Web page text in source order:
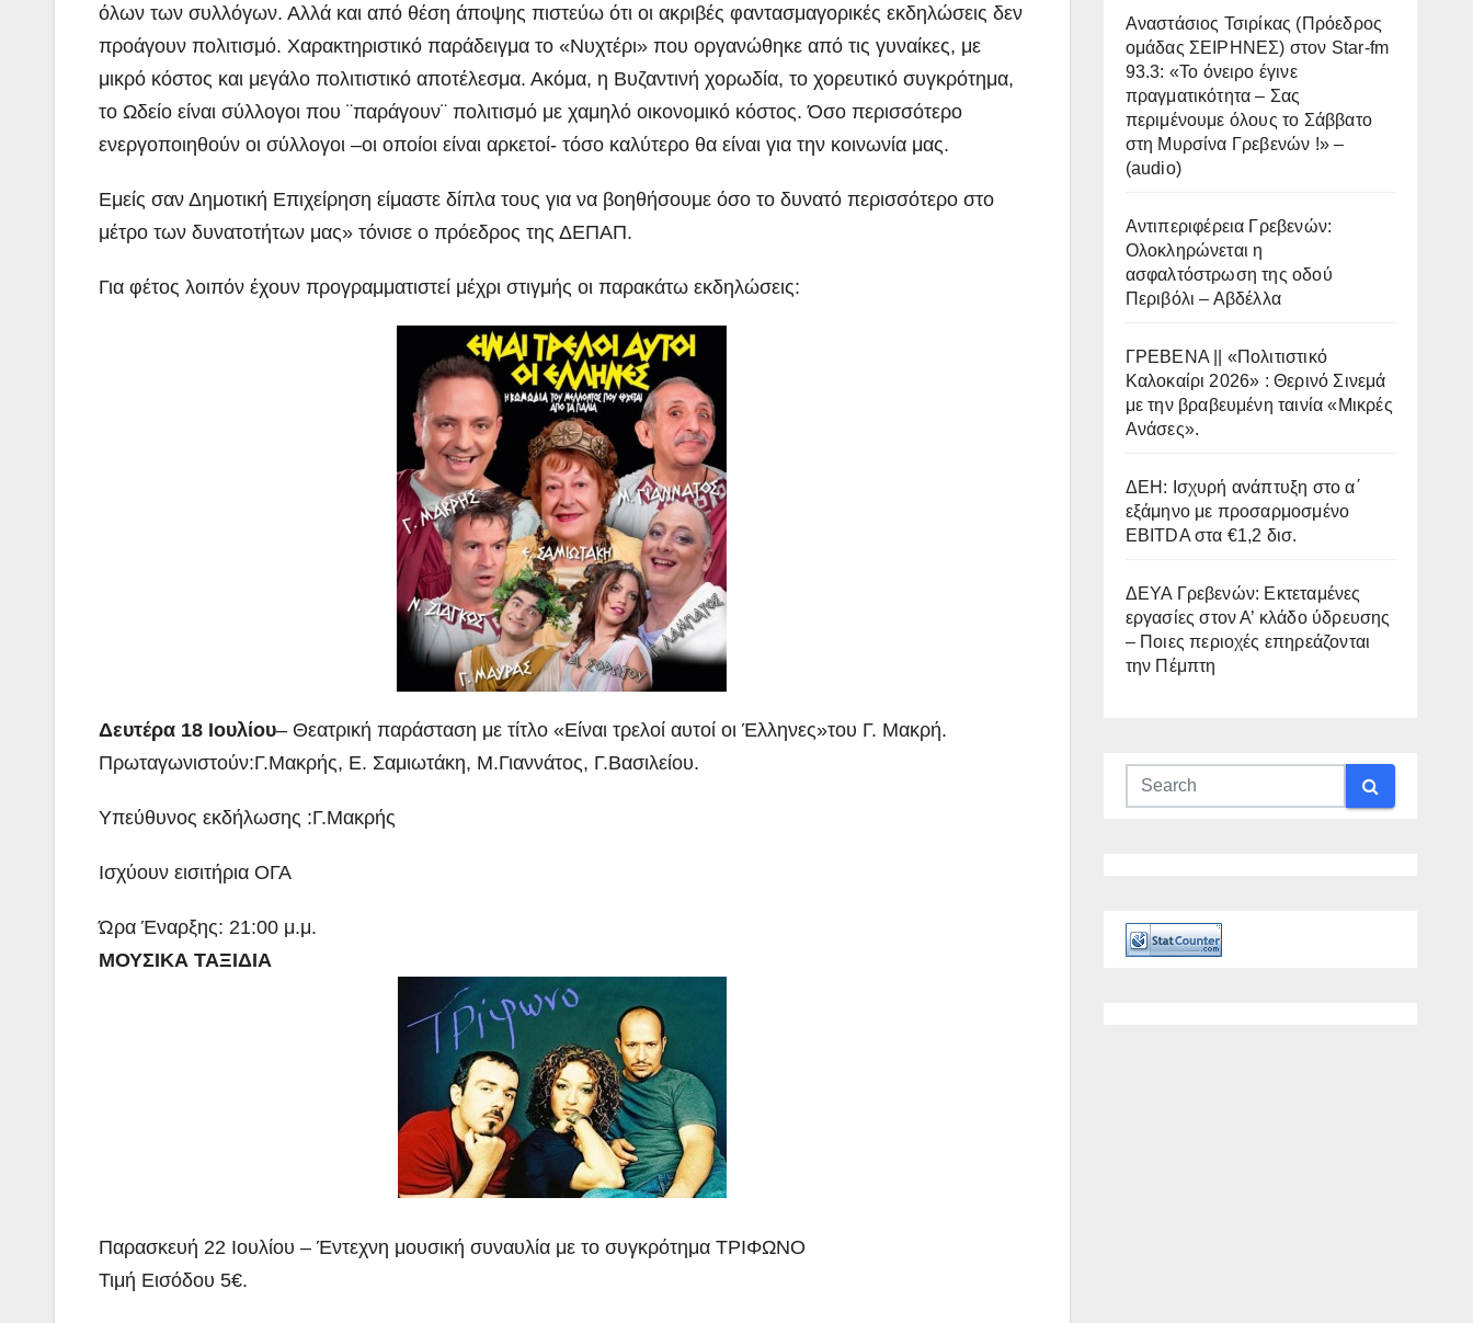
όλων των συλλόγων. Αλλά και από θέση άποψης πιστεύω ότι οι ακριβές φαντασμαγορικές εκδηλώσεις δεν
προάγουν πολιτισμό. Χαρακτηριστικό παράδειγμα το «Νυχτέρι» που οργανώθηκε από τις γυναίκες, με
μικρό κόστος και μεγάλο πολιτιστικό αποτέλεσμα. Ακόμα, η Βυζαντινή χορωδία, το χορευτικό συγκρότημα,
το Ωδείο είναι σύλλογοι που ¨παράγουν¨ πολιτισμό με χαμηλό οικονομικό κόστος. Όσο περισσότερο
ενεργοποιηθούν οι σύλλογοι –οι οποίοι είναι αρκετοί- τόσο καλύτερο θα είναι για την κοινωνία μας.
Εμείς σαν Δημοτική Επιχείρηση είμαστε δίπλα τους για να βοηθήσουμε όσο το δυνατό περισσότερο στο
μέτρο των δυνατοτήτων μας» τόνισε ο πρόεδρος της ΔΕΠΑΠ.
Για φέτος λοιπόν έχουν προγραμματιστεί μέχρι στιγμής οι παρακάτω εκδηλώσεις:
Δευτέρα 18 Ιουλίου– Θεατρική παράσταση με τίτλο «Είναι τρελοί αυτοί οι Έλληνες»του Γ. Μακρή.
Πρωταγωνιστούν:Γ.Μακρής, Ε. Σαμιωτάκη, Μ.Γιαννάτος, Γ.Βασιλείου.
Υπεύθυνος εκδήλωσης :Γ.Μακρής
Ισχύουν εισιτήρια ΟΓΑ
Ώρα Έναρξης: 21:00 μ.μ.
ΜΟΥΣΙΚΑ ΤΑΞΙΔΙΑ
Παρασκευή 22 Ιουλίου – Έντεχνη μουσική συναυλία με το συγκρότημα ΤΡΙΦΩΝΟ
Τιμή Εισόδου 5€.
Αναστάσιος Τσιρίκας (Πρόεδρος
ομάδας ΣΕΙΡΗΝΕΣ) στον Star-fm
93.3: «Το όνειρο έγινε
πραγματικότητα – Σας
περιμένουμε όλους το Σάββατο
στη Μυρσίνα Γρεβενών !» –
(audio)
Αντιπεριφέρεια Γρεβενών:
Ολοκληρώνεται η
ασφαλτόστρωση της οδού
Περιβόλι – Αβδέλλα
ΓΡΕΒΕΝΑ || «Πολιτιστικό
Καλοκαίρι 2026» : Θερινό Σινεμά
με την βραβευμένη ταινία «Μικρές
Ανάσες».
ΔΕΗ: Ισχυρή ανάπτυξη στο α΄
εξάμηνο με προσαρμοσμένο
EBITDA στα €1,2 δισ.
ΔΕΥΑ Γρεβενών: Εκτεταμένες
εργασίες στον Α’ κλάδο ύδρευσης
– Ποιες περιοχές επηρεάζονται
την Πέμπτη